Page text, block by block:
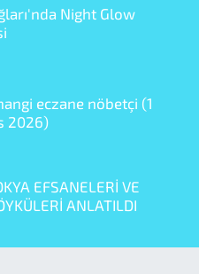
Night Glow
eczane nöbetçi (1
2026)
EFSANELERİ VE
ANLATILDI